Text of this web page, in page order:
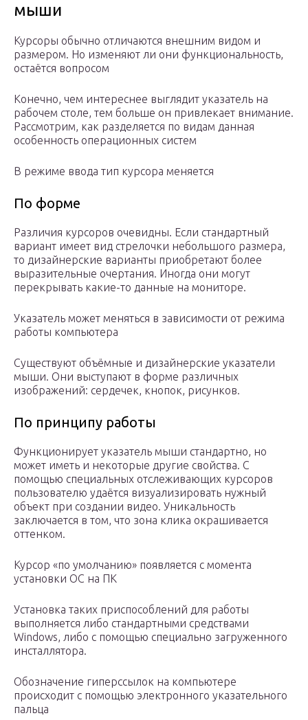
мыши
Курсоры обычно отличаются внешним видом и
размером. Но изменяют ли они функциональность,
остаётся вопросом
Конечно, чем интереснее выглядит указатель на
рабочем столе, тем больше он привлекает внимание.
Рассмотрим, как разделяется по видам данная
особенность операционных систем
В режиме ввода тип курсора меняется
По форме
Различия курсоров очевидны. Если стандартный
вариант имеет вид стрелочки небольшого размера,
то дизайнерские варианты приобретают более
выразительные очертания. Иногда они могут
перекрывать какие-то данные на мониторе.
Указатель может меняться в зависимости от режима
работы компьютера
Существуют объёмные и дизайнерские указатели
мыши. Они выступают в форме различных
изображений: сердечек, кнопок, рисунков.
По принципу работы
Функционирует указатель мыши стандартно, но
может иметь и некоторые другие свойства. С
помощью специальных отслеживающих курсоров
пользователю удаётся визуализировать нужный
объект при создании видео. Уникальность
заключается в том, что зона клика окрашивается
оттенком.
Курсор «по умолчанию» появляется с момента
установки ОС на ПК
Установка таких приспособлений для работы
выполняется либо стандартными средствами
Windows, либо с помощью специально загруженного
инсталлятора.
Обозначение гиперссылок на компьютере
происходит с помощью электронного указательного
пальца